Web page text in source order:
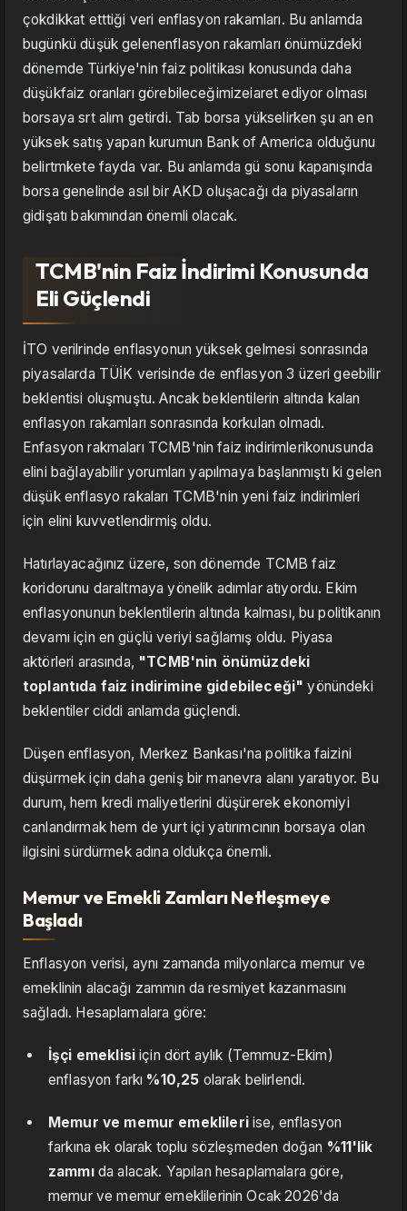
çokdikkat etttiği veri enflasyon rakamları. Bu anlamda
bugünkü düşük gelenenflasyon rakamları önümüzdeki
dönemde Türkiye'nin faiz politikası konusunda daha
düşükfaiz oranları görebileceğimizeiaret ediyor olması
borsaya srt alım getirdi. Tab borsa yükselirken şu an en
yüksek satış yapan kurumun Bank of America olduğunu
belirtmkete fayda var. Bu anlamda gü sonu kapanışında
borsa genelinde asıl bir AKD oluşacağı da piyasaların
gidişatı bakımından önemli olacak.
TCMB'nin Faiz İndirimi Konusunda
Eli Güçlendi
İTO verilrinde enflasyonun yüksek gelmesi sonrasında
piyasalarda TÜİK verisinde de enflasyon 3 üzeri geebilir
beklentisi oluşmuştu. Ancak beklentilerin altında kalan
enflasyon rakamları sonrasında korkulan olmadı.
Enfasyon rakmaları TCMB'nin faiz indirimlerikonusunda
elini bağlayabilir yorumları yapılmaya başlanmıştı ki gelen
düşük enflasyo rakaları TCMB'nin yeni faiz indirimleri
için elini kuvvetlendirmiş oldu.
Hatırlayacağınız üzere, son dönemde TCMB faiz
koridorunu daraltmaya yönelik adımlar atıyordu. Ekim
enflasyonunun beklentilerin altında kalması, bu politikanın
devamı için en güçlü veriyi sağlamış oldu. Piyasa
aktörleri arasında, "TCMB'nin önümüzdeki
toplantıda faiz indirimine gidebileceği" yönündeki
beklentiler ciddi anlamda güçlendi.
Düşen enflasyon, Merkez Bankası'na politika faizini
düşürmek için daha geniş bir manevra alanı yaratıyor. Bu
durum, hem kredi maliyetlerini düşürerek ekonomiyi
canlandırmak hem de yurt içi yatırımcının borsaya olan
ilgisini sürdürmek adına oldukça önemli.
Memur ve Emekli Zamları Netleşmeye
Başladı
Enflasyon verisi, aynı zamanda milyonlarca memur ve
emeklinin alacağı zammın da resmiyet kazanmasını
sağladı. Hesaplamalara göre:
İşçi emeklisi için dört aylık (Temmuz-Ekim)
enflasyon farkı %10,25 olarak belirlendi.
Memur ve memur emeklileriise, enflasyon
farkına ek olarak toplu sözleşmeden doğan %11'lik
zammıda alacak. Yapılan hesaplamalara göre,
memur ve memur emeklilerinin Ocak 2026'da